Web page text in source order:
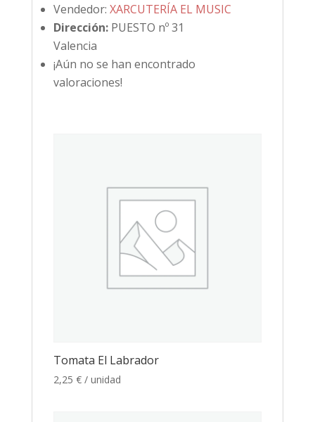
Vendedor: XARCUTERÍA EL MUSIC
Dirección: PUESTO nº 31
Valencia
¡Aún no se han encontrado
valoraciones!
Tomata El Labrador
2,25 € / unidad